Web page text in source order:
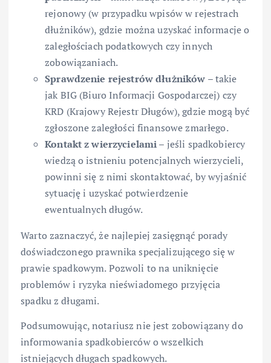
rejonowy (w przypadku wpisów w rejestrach
dłużników), gdzie można uzyskać informacje o
zaległościach podatkowych czy innych
zobowiązaniach.
Sprawdzenie rejestrów dłużników – takie
jak BIG (Biuro Informacji Gospodarczej) czy
KRD (Krajowy Rejestr Długów), gdzie mogą być
zgłoszone zaległości finansowe zmarłego.
Kontakt z wierzycielami– jeśli spadkobiercy
wiedzą o istnieniu potencjalnych wierzycieli,
powinni się z nimi skontaktować, by wyjaśnić
sytuację i uzyskać potwierdzenie
ewentualnych długów.
Warto zaznaczyć, że najlepiej zasięgnąć porady
doświadczonego prawnika specjalizującego się w
prawie spadkowym. Pozwoli to na uniknięcie
problemów i ryzyka nieświadomego przyjęcia
spadku z długami.
Podsumowując, notariusz nie jest zobowiązany do
informowania spadkobierców o wszelkich
istniejących długach spadkowych.